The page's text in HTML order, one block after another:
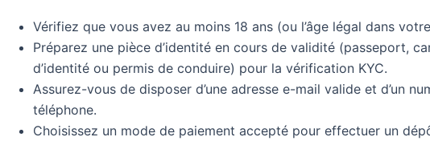
Vérifiez que vous avez au moins 18 ans (ou l’âge légal dans
Préparez une pièce d’identité en cours de validité (passeport,
d’identité ou permis de conduire) pour la vérification KYC.
Assurez-vous de disposer d’une adresse e-mail valide et d’un
téléphone.
Choisissez un mode de paiement accepté pour effectuer un